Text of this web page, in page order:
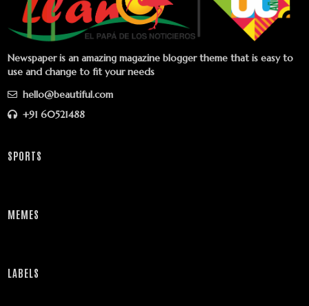
Newspaper is an amazing magazine blogger theme that is easy to
use and change to fit your needs
hello@beautiful.com
+91 60521488
SPORTS
MEMES
LABELS